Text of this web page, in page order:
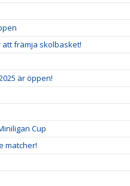
främja skolbasket!
är öppen!
Cup
matcher!